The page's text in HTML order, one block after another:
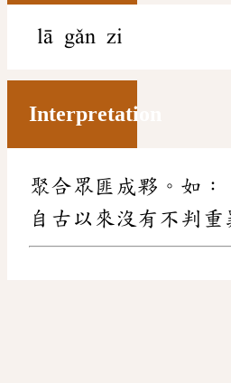
lā gǎn zi
Interpretation
聚合眾匪成夥。如：
自古以來沒有不判重